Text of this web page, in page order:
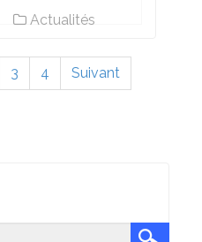
Actualités
3 4 Suivant